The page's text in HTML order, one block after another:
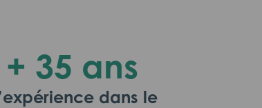
+ 35 ans
dans le